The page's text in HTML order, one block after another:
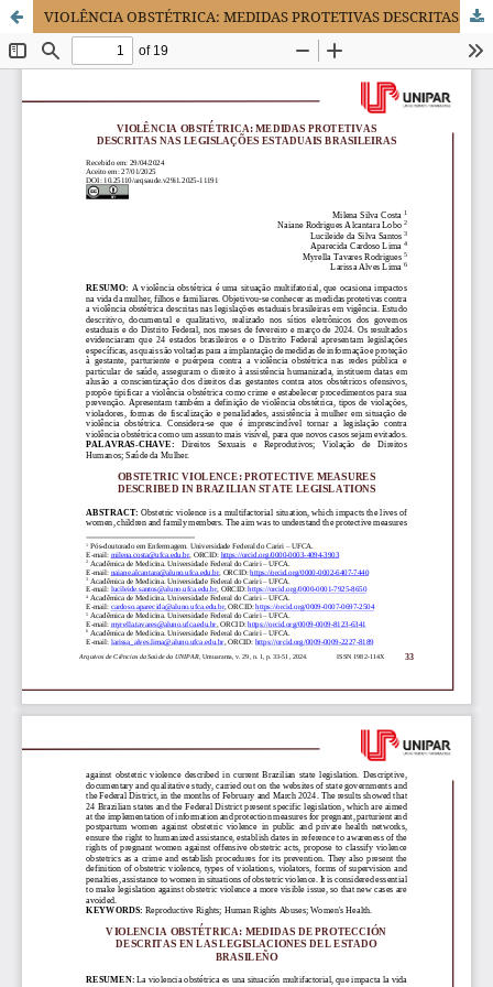
VIOLÊNCIA OBSTÉTRICA: MEDIDAS PROTETIVAS DESCRITAS NAS LEGISLAÇÕES ESTADUAIS BRASILEIRAS